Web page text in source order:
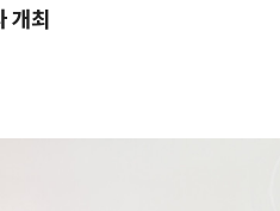
개최